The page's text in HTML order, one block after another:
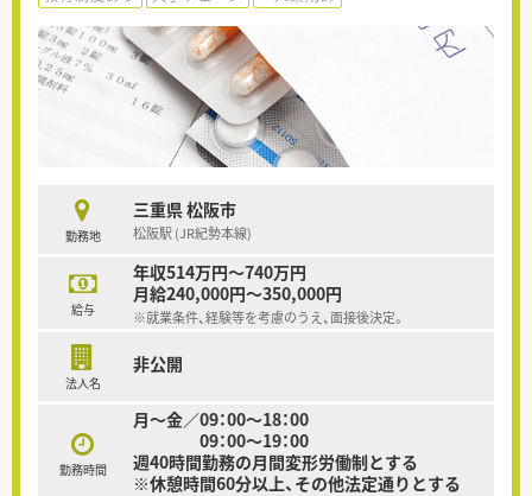
勤務地
三重県 松阪市
松阪駅 (JR紀勢本線)
給与
年収514万円～740万円
月給240,000円～350,000円
※就業条件、経験等を考慮のうえ、面接後決定。
法人名
非公開
勤務時間
月～金／09：00～18：00
09：00～19：00
週40時間勤務の月間変形労働制とする
※休憩時間60分以上、その他法定通りとする